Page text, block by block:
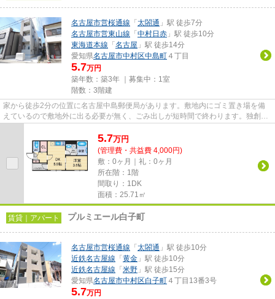
名古屋市営桜通線 「 太閤通 」駅 徒歩7分
名古屋市営東山線 「 中村日赤 」駅 徒歩10分
東海道本線 「 名古屋 」駅 徒歩14分
愛知県名古屋市中村区中島町 ４丁目
5.7万円
築年数：築3年 ｜募集中： 1室
階数：3階建
家から徒歩2分の位置に名古屋中島郵便局があります。敷地内にゴミ置き場を備
えているので敷地外に出る必要が無く、ごみ出しが短時間で終わります。独創的
5.7万円
(管理費・共益費 4,000円)
敷：0ヶ月｜礼：0ヶ月
所在階：1階
間取り：1DK
面積：25.71㎡
賃貸｜アパート プルミエール白子町
名古屋市営桜通線 「 太閤通 」駅 徒歩10分
近鉄名古屋線 「 黄金 」駅 徒歩10分
近鉄名古屋線 「 米野 」駅 徒歩15分
愛知県名古屋市中村区白子町 ４丁目13番3号
5.7万円